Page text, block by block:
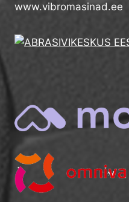
www.vibromasinad.ee